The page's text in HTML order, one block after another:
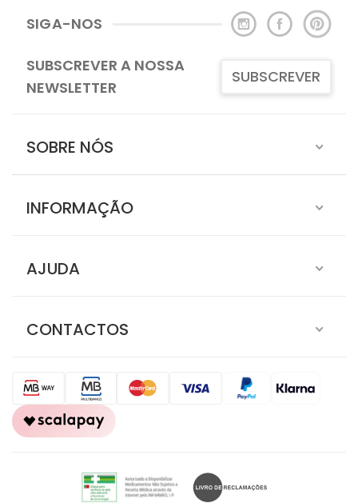
SIGA-NOS
SUBSCREVER A NOSSA
NEWSLETTER
SUBSCREVER
SOBRE NÓS
INFORMAÇÃO
AJUDA
CONTACTOS